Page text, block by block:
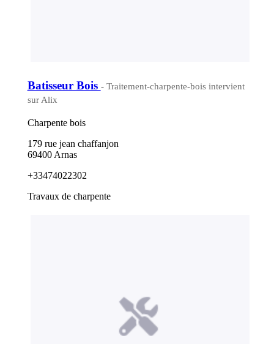
Batisseur Bois - Traitement-charpente-bois intervient
sur Alix
Charpente bois
179 rue jean chaffanjon
69400 Arnas
+33474022302
Travaux de charpente